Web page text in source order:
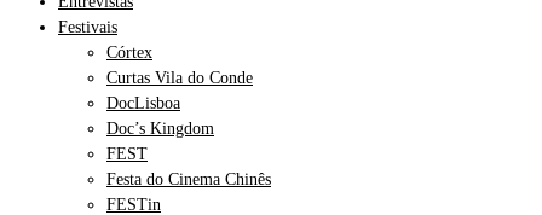
Festivais
Córtex
Curtas Vila do Conde
DocLisboa
Doc’s Kingdom
FEST
Festa do Cinema Chinês
FESTin